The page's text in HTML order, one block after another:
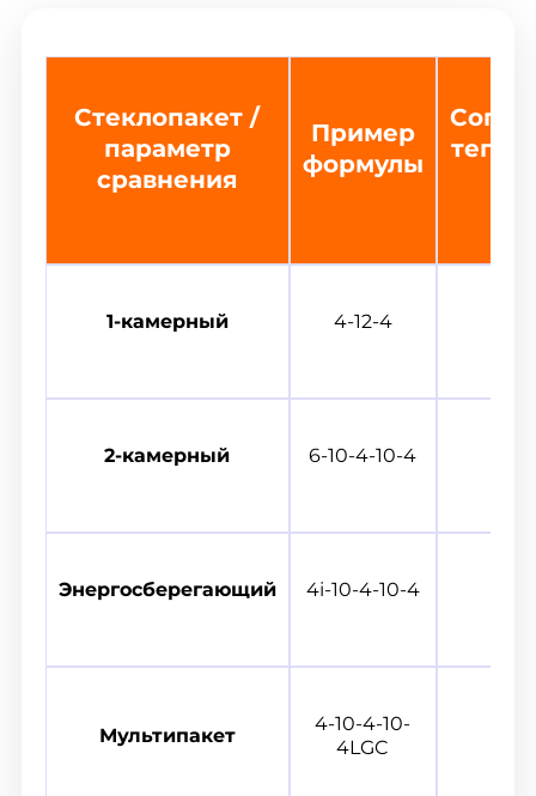
Стеклопакет /
параметр
сравнения
Пример
формулы
1-камерный 4-12-4
2-камерный 6-10-4-10-4
Энергосберегающий 4i-10-4-10-4
Мультипакет
4-10-4-10-
4LGC